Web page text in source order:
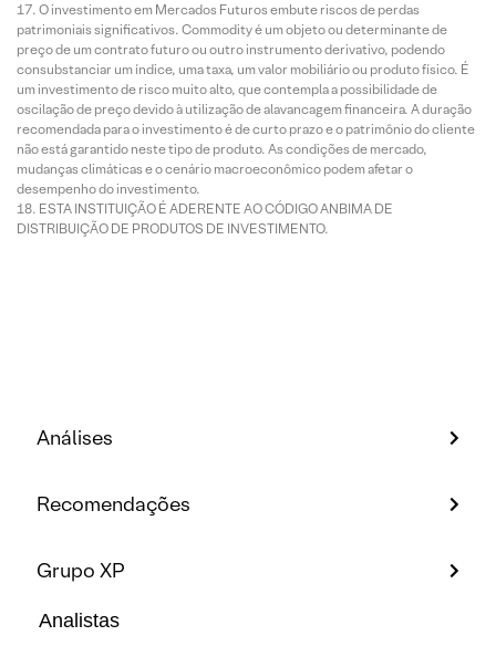
O investimento em Mercados Futuros embute riscos de perdas
patrimoniais significativos. Commodity é um objeto ou determinante de
preço de um contrato futuro ou outro instrumento derivativo, podendo
consubstanciar um índice, uma taxa, um valor mobiliário ou produto físico. É
um investimento de risco muito alto, que contempla a possibilidade de
oscilação de preço devido à utilização de alavancagem financeira. A duração
recomendada para o investimento é de curto prazo e o patrimônio do cliente
não está garantido neste tipo de produto. As condições de mercado,
mudanças climáticas e o cenário macroeconômico podem afetar o
desempenho do investimento.
ESTA INSTITUIÇÃO É ADERENTE AO CÓDIGO ANBIMA DE
DISTRIBUIÇÃO DE PRODUTOS DE INVESTIMENTO.
Análises
Recomendações
Grupo XP
Analistas